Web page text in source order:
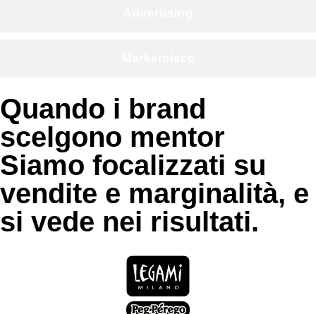
Quando i brand
scelgono mentor
Siamo focalizzati su
vendite e marginalità, e
si vede nei risultati.